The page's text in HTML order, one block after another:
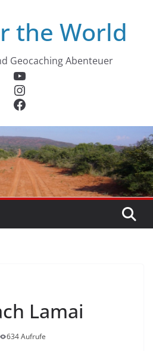
the World
Geocaching Abenteuer
YouTube
Instagram
Facebook
Lamai
634 Aufrufe